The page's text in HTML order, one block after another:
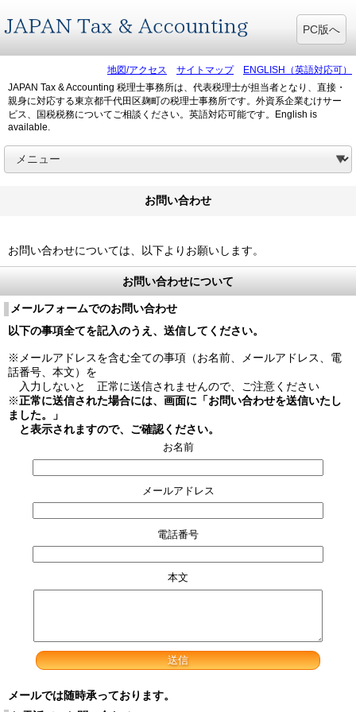
PC版へ
地図/アクセス サイトマップ
ENGLISH（英語対応可）
JAPAN Tax & Accounting 税理士事務所は、代表税理士が担当者となり、直接・
親身に対応する東京都千代田区麹町の税理士事務所です。外資系企業むけサー
ビス、国税税務についてご相談ください。英語対応可能です。English is
available.
お問い合わせ
お問い合わせについては、以下よりお願いします。
お問い合わせについて
メールフォームでのお問い合わせ
以下の事項全てを記入のうえ、送信してください。
※メールアドレスを含む全ての事項（お名前、メールアドレス、電
話番号、本文）を
入力しないと 正常に送信されませんので、ご注意ください
※正常に送信された場合には、画面に「お問い合わせを送信いたし
ました。」
と表示されますので、ご確認ください。
お名前
メールアドレス
電話番号
本文
メールでは随時承っております。